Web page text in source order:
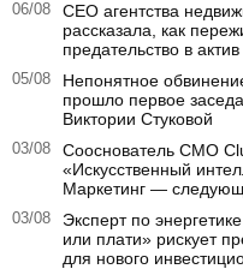
06/08
CEO агентства
рассказала, как
предательство в актив
05/08
Непонятное
прошло первое
Виктории Стуковой
03/08
Сооснователь CMO
«Искусственный
Маркетинг —
03/08
Эксперт по
или плати» рискует
для нового